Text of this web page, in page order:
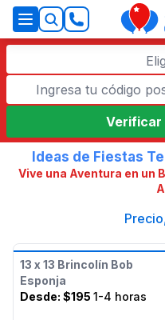
Verificar
Ideas de Fiestas
Vive una Aventura en un
13 x 13 Brincolín Bob
Esponja
Desde: $195 1-4 horas